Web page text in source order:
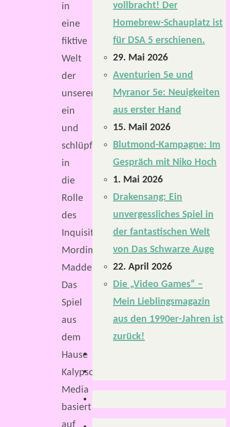
in
eine
fiktive
Welt
der
unseren
ein
und
schlüpfen
in
die
Rolle
des
Inquisitors
Mordimer
Madderdin.
Das
Spiel
aus
dem
Hause
Kalypso
Media
basiert
auf
vollbracht! Der
Homebrew-Schauplatz ist
für DSA 5 erschienen.
29. Mai 2026
Aventurien 5e und
Myranor 5e: Neuigkeiten
aus erster Hand
15. Mail 2026
Blutmond-Kampagne: Im
Gespräch mit Niko Hoch
1. Mai 2026
Drakensang: Ein
unvergessliches Spiel in
der fantastischen Welt
von Das Schwarze Auge
22. April 2026
Die „Video Games“ –
Mein Lieblingsmagazin
aus den 1990er-Jahren ist
zurück!